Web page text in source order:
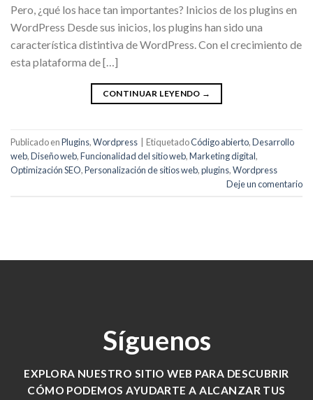
Pero, ¿qué los hace tan importantes? Inicios de los plugins en
WordPress Desde sus inicios, los plugins han sido una
característica distintiva de WordPress. Con el crecimiento de
esta plataforma de […]
CONTINUAR LEYENDO →
Publicado enPlugins,Wordpress EtiquetadoCódigo abierto,Desarrollo
web,Diseño web,Funcionalidad del sitio web,Marketing digital,
Optimización SEO,Personalización de sitios web,plugins,Wordpress
Deje un comentario
Síguenos
EXPLORA NUESTRO SITIO WEB PARA DESCUBRIR
CÓMO PODEMOS AYUDARTE A ALCANZAR TUS